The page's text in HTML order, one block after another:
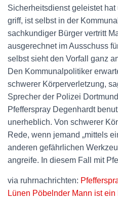
Sicherheitsdienst geleistet
griff, ist selbst in der
sachkundiger Bürger vertritt
ausgerechnet im Ausschuss
selbst sieht den Vorfall ganz
Den Kommunalpolitiker
schwerer Körperverletzung,
Sprecher der Polizei
Pfefferspray Degenhardt
unerheblich. Von schwerer
Rede, wenn jemand „mittels
anderen gefährlichen
angreife. In diesem Fall mit
via ruhrnachrichten:
Lünen Pöbelnder Mann ist